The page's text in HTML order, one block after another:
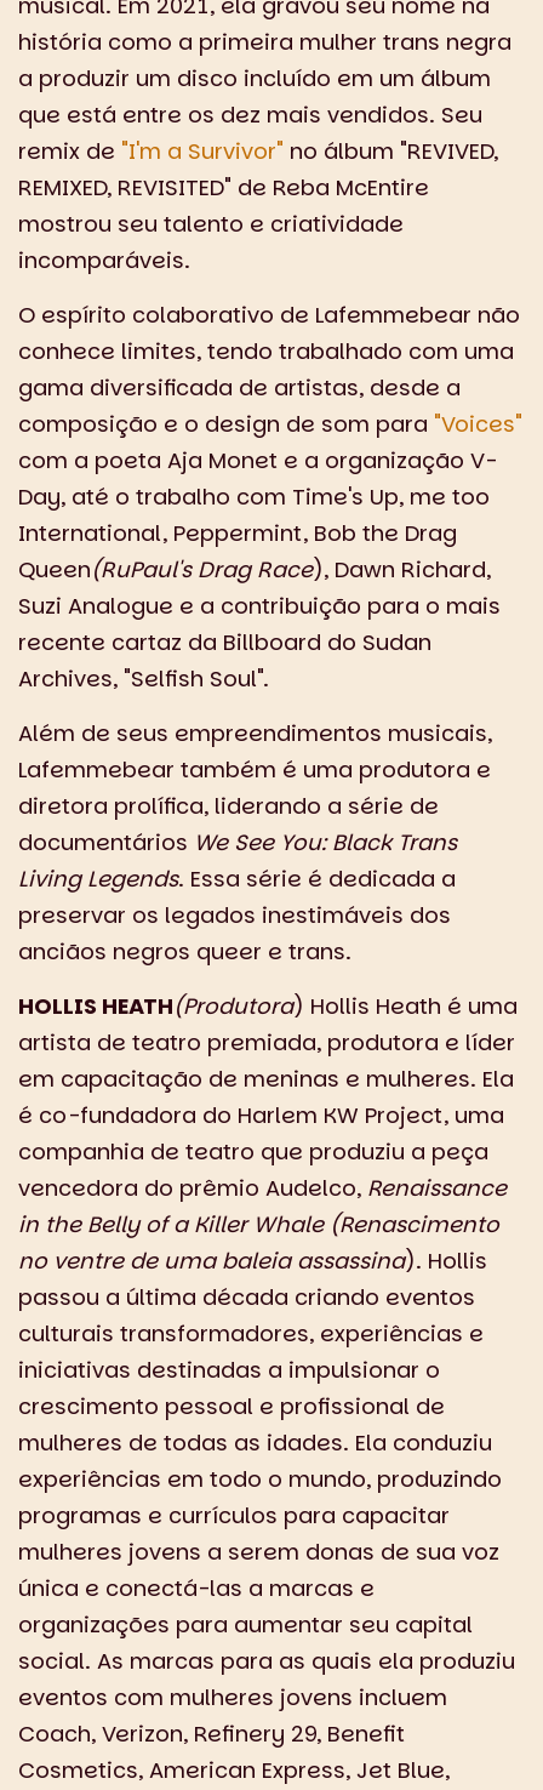
história como a primeira mulher trans negra
a produzir um disco incluído em um álbum
que está entre os dez mais vendidos. Seu
remix de "I'm a Survivor" no álbum "REVIVED,
REMIXED, REVISITED" de Reba McEntire
mostrou seu talento e criatividade
incomparáveis.
O espírito colaborativo de Lafemmebear não
conhece limites, tendo trabalhado com uma
gama diversificada de artistas, desde a
composição e o design de som para "Voices"
com a poeta Aja Monet e a organização V-
Day, até o trabalho com Time's Up, me too
International, Peppermint, Bob the Drag
Queen(RuPaul's Drag Race), Dawn Richard,
Suzi Analogue e a contribuição para o mais
recente cartaz da Billboard do Sudan
Archives, "Selfish Soul".
Além de seus empreendimentos musicais,
Lafemmebear também é uma produtora e
diretora prolífica, liderando a série de
documentários We See You: Black Trans
Living Legends. Essa série é dedicada a
preservar os legados inestimáveis dos
anciãos negros queer e trans.
HOLLIS HEATH(Produtora) Hollis Heath é uma
artista de teatro premiada, produtora e líder
em capacitação de meninas e mulheres. Ela
é co-fundadora do Harlem KW Project, uma
companhia de teatro que produziu a peça
vencedora do prêmio Audelco, Renaissance
in the Belly of a Killer Whale (Renascimento
no ventre de uma baleia assassina). Hollis
passou a última década criando eventos
culturais transformadores, experiências e
iniciativas destinadas a impulsionar o
crescimento pessoal e profissional de
mulheres de todas as idades. Ela conduziu
experiências em todo o mundo, produzindo
programas e currículos para capacitar
mulheres jovens a serem donas de sua voz
única e conectá-las a marcas e
organizações para aumentar seu capital
social. As marcas para as quais ela produziu
eventos com mulheres jovens incluem
Coach, Verizon, Refinery 29, Benefit
Cosmetics, American Express, Jet Blue,